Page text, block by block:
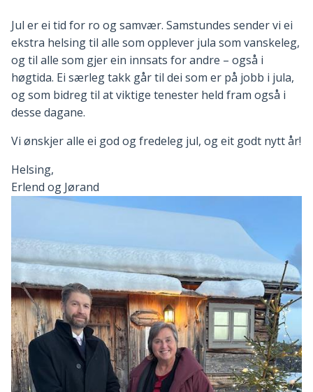
Jul er ei tid for ro og samvær. Samstundes sender vi ei
ekstra helsing til alle som opplever jula som vanskeleg,
og til alle som gjer ein innsats for andre – også i
høgtida. Ei særleg takk går til dei som er på jobb i jula,
og som bidreg til at viktige tenester held fram også i
desse dagane.
Vi ønskjer alle ei god og fredeleg jul, og eit godt nytt år!
Helsing,
Erlend og Jørand